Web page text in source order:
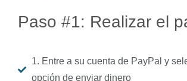
Paso #1: Realizar el
1. Entre a su cuenta de PayPal y
opción de enviar dinero